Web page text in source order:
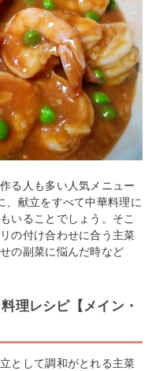
る人も多い人気メニュー
、献立をすべて中華料理に
いることでしょう。そこ
の付け合わせに合う主菜
の副菜に悩んだ時など
理レシピ【メイン・
として調和がとれる主菜